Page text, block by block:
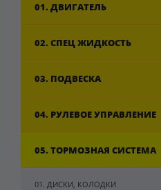
01. ДВИГАТЕЛЬ
02. СПЕЦ ЖИДКОСТЬ
03. ПОДВЕСКА
04. РУЛЕВОЕ УПРАВЛЕНИЕ
05. ТОРМОЗНАЯ СИСТЕМА
01. ДИСКИ, КОЛОДКИ